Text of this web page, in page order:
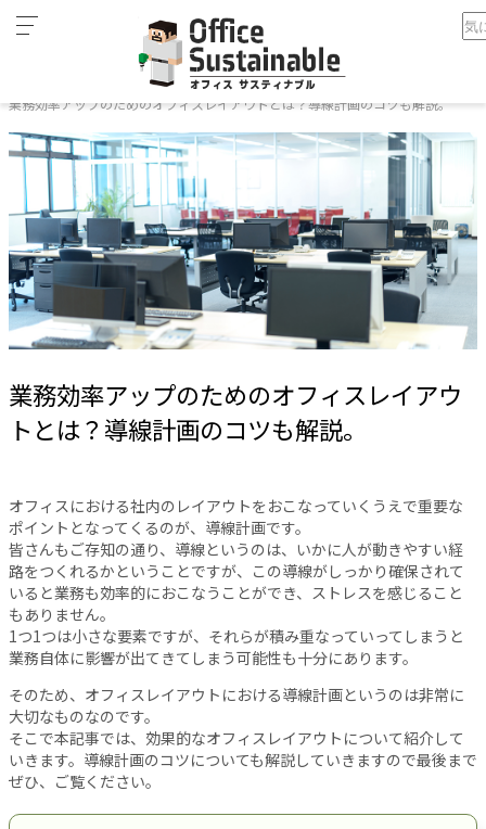
ゴ
リ
オ
フ
ィ
ス
家
具
テ
レ
ー
ク
設
備
オ
フ
ィ
ス
工
リ
ノ
ベ
ー
業務効率アップのためのオフィスレイアウトとは？導線計画のコツも解説。
業務効率アップのためのオフィスレイアウ
トとは？導線計画のコツも解説。
オフィスにおける社内のレイアウトをおこなっていくうえで重要な
ポイントとなってくるのが、導線計画です。
皆さんもご存知の通り、導線というのは、いかに人が動きやすい経
路をつくれるかということですが、この導線がしっかり確保されて
いると業務も効率的におこなうことができ、ストレスを感じること
もありません。
1つ1つは小さな要素ですが、それらが積み重なっていってしまうと
業務自体に影響が出てきてしまう可能性も十分にあります。
そのため、オフィスレイアウトにおける導線計画というのは非常に
大切なものなのです。
そこで本記事では、効果的なオフィスレイアウトについて紹介して
いきます。導線計画のコツについても解説していきますので最後まで
ぜひ、ご覧ください。